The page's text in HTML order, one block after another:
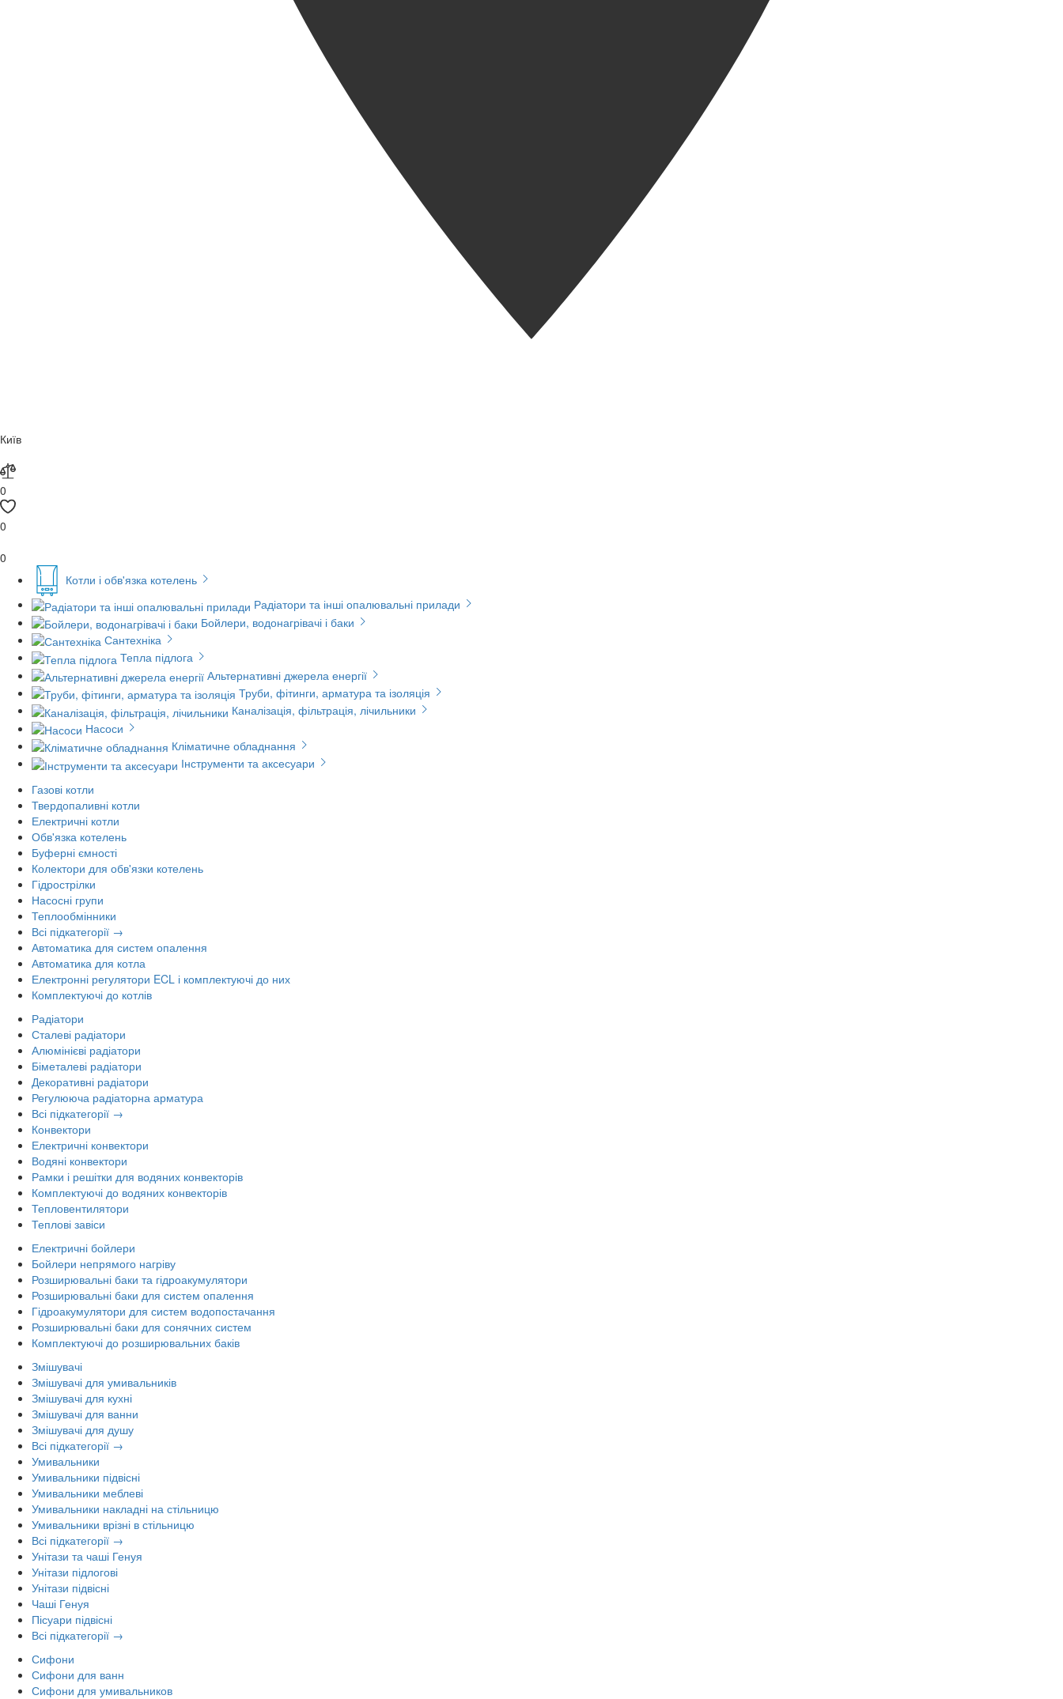
Київ
0
0
0
Котли і обв'язка котелень
Радіатори та інші опалювальні прилади
Бойлери, водонагрівачі і баки
Сантехніка
Тепла підлога
Альтернативні джерела енергії
Труби, фітинги, арматура та ізоляція
Каналізація, фільтрація, лічильники
Насоси
Кліматичне обладнання
Інструменти та аксесуари
Газові котли
Твердопаливні котли
Електричні котли
Обв'язка котелень
Буферні ємності
Колектори для обв'язки котелень
Гідрострілки
Насосні групи
Теплообмінники
Всі підкатегорії →
Автоматика для систем опалення
Автоматика для котла
Електронні регулятори ECL і комплектуючі до них
Комплектуючі до котлів
Радіатори
Сталеві радіатори
Алюмінієві радіатори
Біметалеві радіатори
Декоративні радіатори
Регулююча радіаторна арматура
Всі підкатегорії →
Конвектори
Електричні конвектори
Водяні конвектори
Рамки і решітки для водяних конвекторів
Комплектуючі до водяних конвекторів
Тепловентилятори
Теплові завіси
Електричні бойлери
Бойлери непрямого нагріву
Розширювальні баки та гідроакумулятори
Розширювальні баки для систем опалення
Гідроакумулятори для систем водопостачання
Розширювальні баки для сонячних систем
Комплектуючі до розширювальних баків
Змішувачі
Змішувачі для умивальників
Змішувачі для кухні
Змішувачі для ванни
Змішувачі для душу
Всі підкатегорії →
Умивальники
Умивальники підвісні
Умивальники меблеві
Умивальники накладні на стільницю
Умивальники врізні в стільницю
Всі підкатегорії →
Унітази та чаші Генуя
Унітази підлогові
Унітази підвісні
Чаші Генуя
Пісуари підвісні
Всі підкатегорії →
Сифони
Сифони для ванн
Сифони для умивальников